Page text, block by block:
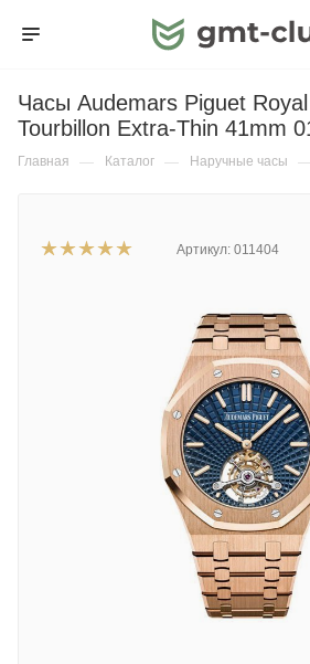
Часы Audemars Piguet
Tourbillon Extra-Thin 41mm
Главная — Каталог — Наручные часы
Артикул: 011404